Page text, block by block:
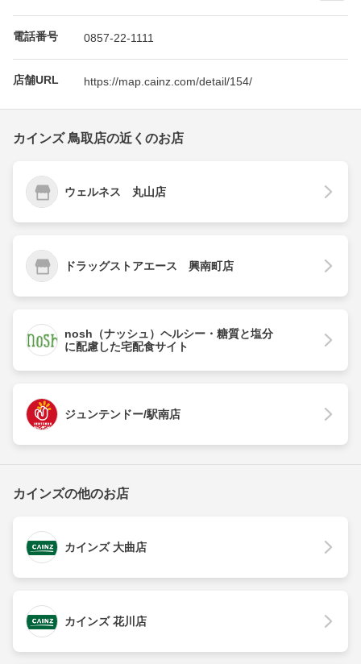
電話番号 0857-22-1111
店舗URL https://map.cainz.com/detail/154/
カインズ 鳥取店の近くのお店
ウェルネス 丸山店
ドラッグストアエース 興南町店
nosh（ナッシュ）ヘルシー・糖質と塩分
に配慮した宅配食サイト
ジュンテンドー/駅南店
カインズの他のお店
カインズ 大曲店
カインズ 花川店